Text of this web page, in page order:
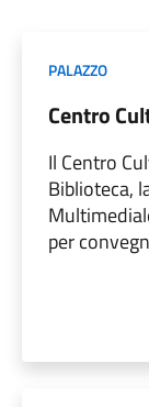
PALAZZO
Centro
Il Centro
Biblioteca,
per